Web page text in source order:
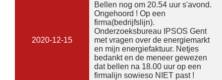
2020-12-15
Bellen nog om 20.54 uur s'avond.
Ongehoord ! Op een
firma(bedrijfslijn).
Onderzoeksbureau IPSOS Gent
met vragen over de energiemarkt
en mijn energiefaktuur. Netjes
bedankt en de meneer gewezen
dat bellen na 18.00 uur op een
firmalijn sowieso NIET past !